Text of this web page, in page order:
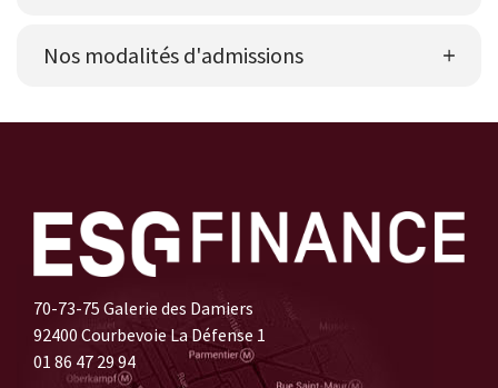
Nos modalités d'admissions
70-73-75 Galerie des Damiers
92400 Courbevoie La Défense 1
01 86 47 29 94